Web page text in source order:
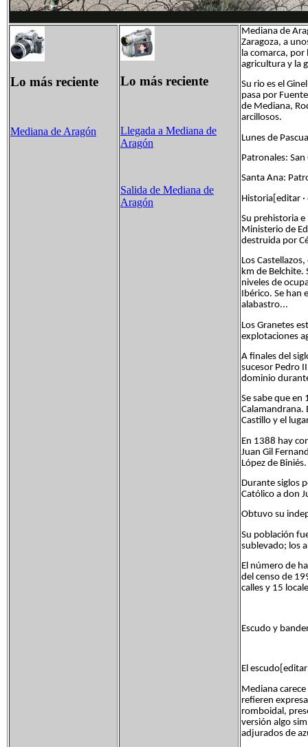
Lo más reciente
Mediana de Aragón
Lo más reciente
Llegada a Mediana de
Aragón
Salida de Mediana de
Aragón
Mediana de
Zaragoza, a
la comarca, por
agricultura y la
Su rio es el
pasa por
de Mediana,
arcillosos.
Lunes de
Patronales:
Santa Ana:
Historia[editar
Su prehistoria
Ministerio de
destruida por
Los
km de Belchite.
niveles de
Ibérico. Se han
alabastro...
Los Granetes
explotaciones
A finales del
sucesor Pedro
dominio
Se sabe que en
Calamandrana.
Castillo y el
En 1388 hay
Juan Gil
López de
Durante siglos
Católico a don
Obtuvo su
Su población
sublevado; los
El número de
del censo de
calles y 15
Escudo y
El
Mediana
refieren
romboidal,
versión algo
adjurados de